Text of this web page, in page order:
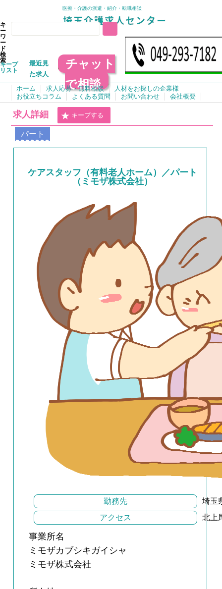
医療・介護の派遣・紹介・転職相談
キ
ー
ワ
ー
ド
検
索
キープ
リスト
最近見
た求人
チャット
で相談
ホーム 求人応募・無料相談
人材をお探しの企業様
お役立ちコラム
よくある質問 お問い合わせ 会社概要
求人詳細 キープする
パート
ケアスタッフ（有料老人ホーム）／パート
（ミモザ株式会社）
勤務先
埼玉
アクセス
北上
事業所名
ミモザカブシキガイシャ
ミモザ株式会社